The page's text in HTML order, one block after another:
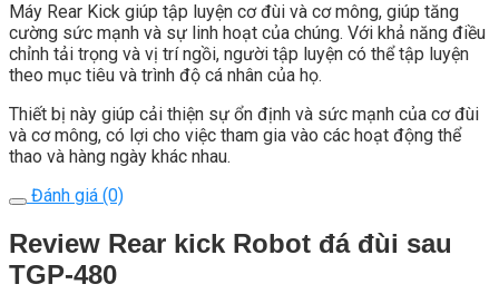
Máy Rear Kick giúp tập luyện cơ đùi và cơ mông, giúp tăng
cường sức mạnh và sự linh hoạt của chúng. Với khả năng điều
chỉnh tải trọng và vị trí ngồi, người tập luyện có thể tập luyện
theo mục tiêu và trình độ cá nhân của họ.
Thiết bị này giúp cải thiện sự ổn định và sức mạnh của cơ đùi
và cơ mông, có lợi cho việc tham gia vào các hoạt động thể
thao và hàng ngày khác nhau.
Đánh giá (0)
Review Rear kick Robot đá đùi sau
TGP-480